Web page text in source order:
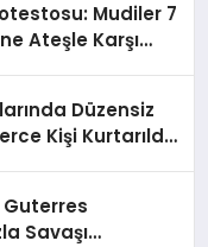
Mudiler 7
Ateşle Karşı
Düzensiz
Kişi Kurtarıldı,
Guterres
Savaşı